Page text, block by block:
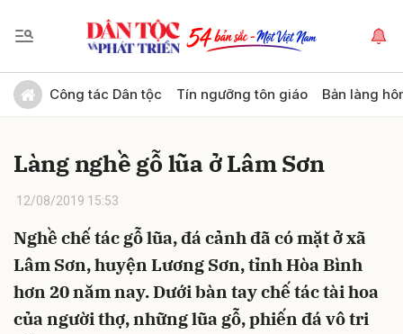
Công tác Dân tộc Tín ngưỡng tôn giáo Bản làng
Làng nghề gỗ lũa ở Lâm Sơn
12/08/2019 15:53
Nghề chế tác gỗ lũa, đá cảnh đã có mặt ở xã
Lâm Sơn, huyện Lương Sơn, tỉnh Hòa Bình
hơn 20 năm nay. Dưới bàn tay chế tác tài hoa
của người thợ, những lũa gỗ, phiến đá vô tri
Gửi bình luận
Hủy Gửi